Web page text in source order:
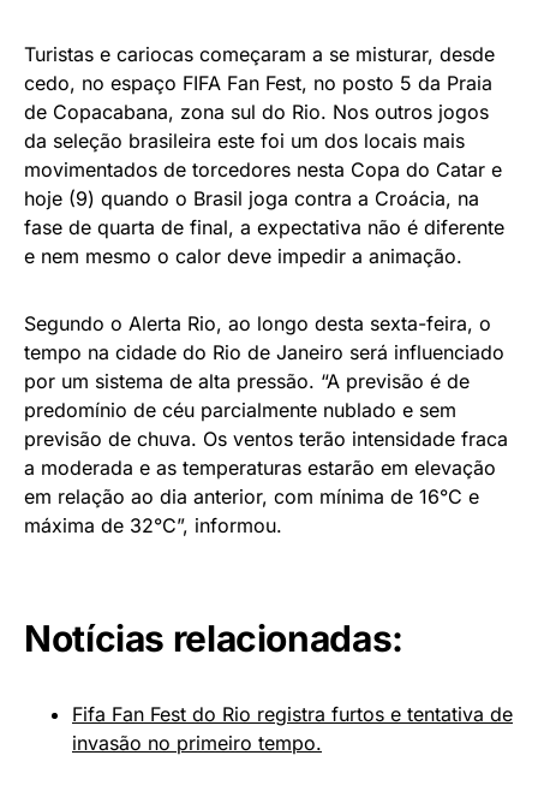
Turistas e cariocas começaram a se misturar, desde
cedo, no espaço FIFA Fan Fest, no posto 5 da Praia
de Copacabana, zona sul do Rio. Nos outros jogos
da seleção brasileira este foi um dos locais mais
movimentados de torcedores nesta Copa do Catar e
hoje (9) quando o Brasil joga contra a Croácia, na
fase de quarta de final, a expectativa não é diferente
e nem mesmo o calor deve impedir a animação.
Segundo o Alerta Rio, ao longo desta sexta-feira, o
tempo na cidade do Rio de Janeiro será influenciado
por um sistema de alta pressão. “A previsão é de
predomínio de céu parcialmente nublado e sem
previsão de chuva. Os ventos terão intensidade fraca
a moderada e as temperaturas estarão em elevação
em relação ao dia anterior, com mínima de 16°C e
máxima de 32°C”, informou.
Notícias relacionadas:
Fifa Fan Fest do Rio registra furtos e tentativa de
invasão no primeiro tempo.